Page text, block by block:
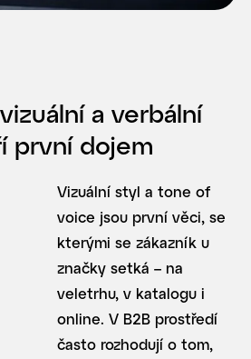
a verbální
první dojem
Vizuální styl a tone of
voice jsou první věci, se
kterými se zákazník u
značky setká – na
veletrhu, v katalogu i
online. V B2B prostředí
často rozhodují o tom,